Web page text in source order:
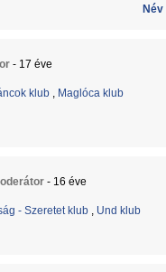
Név
- 17 éve
klub , Maglóca klub
- 16 éve
- Szeretet klub , Und klub